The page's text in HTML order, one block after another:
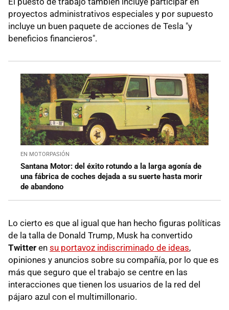
proyectos administrativos especiales y por supuesto
incluye un buen paquete de acciones de Tesla "y
beneficios financieros".
EN MOTORPASIÓN
Santana Motor: del éxito rotundo a la larga agonía de
una fábrica de coches dejada a su suerte hasta morir
de abandono
Lo cierto es que al igual que han hecho figuras políticas
de la talla de Donald Trump, Musk ha convertido
Twitter en su portavoz indiscriminado de ideas,
opiniones y anuncios sobre su compañía, por lo que es
más que seguro que el trabajo se centre en las
interacciones que tienen los usuarios de la red del
pájaro azul con el multimillonario.